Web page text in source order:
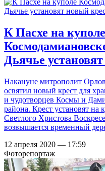
К Пасхе на куполе
Дьячье
Накануне митрополит
освятил новый крест для
и чудотворцев Космы и
района. Крест установят на
Светлого Христова
возвышается временный
12 апреля 2020 — 17:59
Фоторепортаж